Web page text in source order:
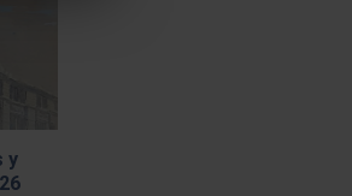
y